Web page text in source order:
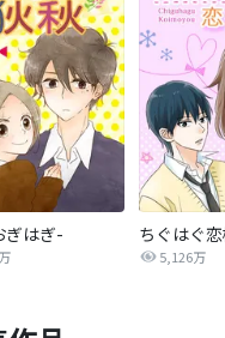
ぎはぎ- ちぐはぐ
5,126万